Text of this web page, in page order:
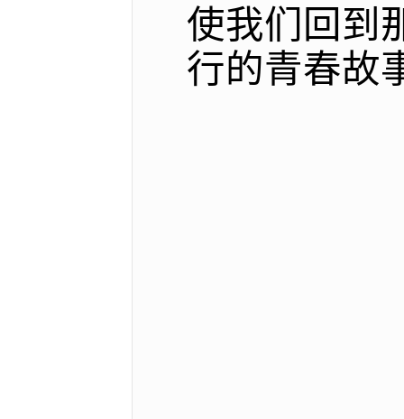
使我们回到
行的青春故